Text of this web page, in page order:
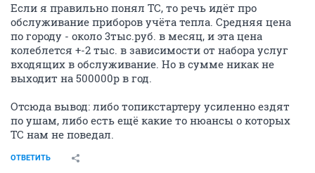
Если я правильно понял ТС, то речь идёт про
обслуживание приборов учёта тепла. Средняя цена
по городу - около 3тыс.руб. в месяц, и эта цена
колеблется +-2 тыс. в зависимости от набора услуг
входящих в обслуживание. Но в сумме никак не
выходит на 500000р в год.
Отсюда вывод: либо топикстартеру усиленно ездят
по ушам, либо есть ещё какие то нюансы о которых
ТС нам не поведал.
ОТВЕТИТЬ